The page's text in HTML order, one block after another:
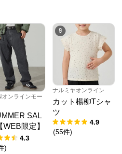
オンラインモー
SAL
WEB限定】
ルー
ンターパン
4.3
)
9
ナルミヤオンライン
カット楊柳Tシャ
ツ
4.9
(55件)
イトが開きます
インストア
からのコメン
ト
SHIMADA (ジュンコシマ
（アツロウ タヤマ）、
ァーキュービック)、DECOY
(プチオンフルール)、
シェア)など、20 代～ 40 代の
に、多くの人気ブランドをラ
ンを中心に、ライフスタイルを
イテムをご提案します。